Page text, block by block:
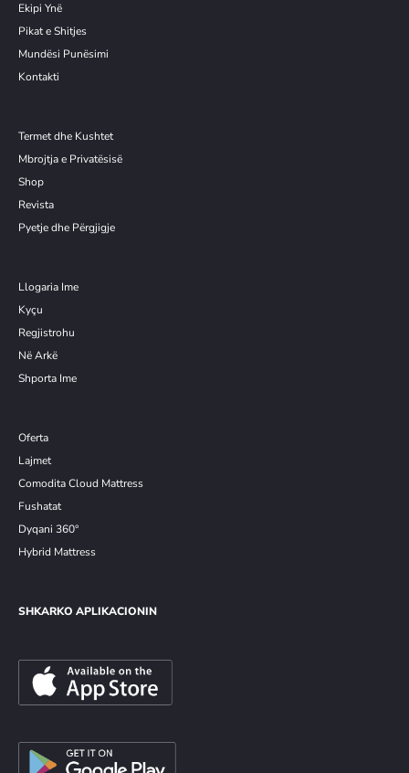
Ekipi Ynë
Pikat e Shitjes
Mundësi Punësimi
Kontakti
Termet dhe Kushtet
Mbrojtja e Privatësisë
Shop
Revista
Pyetje dhe Përgjigje
Llogaria Ime
Kyçu
Regjistrohu
Në Arkë
Shporta Ime
Oferta
Lajmet
Comodita Cloud Mattress
Fushatat
Dyqani 360°
Hybrid Mattress
SHKARKO APLIKACIONIN